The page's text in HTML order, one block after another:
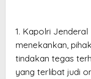
1. Kapolri
menekankan,
tindakan tegas
yang terlibat judi